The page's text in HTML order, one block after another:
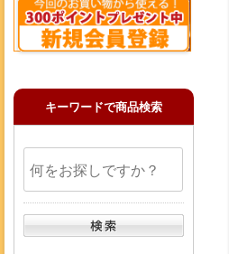
キーワードで商品検索